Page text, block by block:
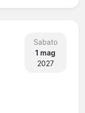
Sabato
1 mag
2027